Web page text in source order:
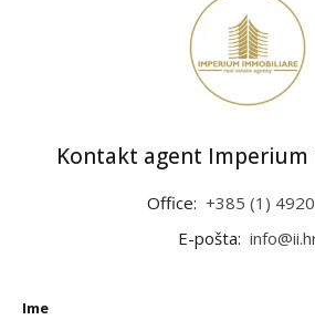
Kontakt agent
Office: +385 (1)
E-pošta:
Ime